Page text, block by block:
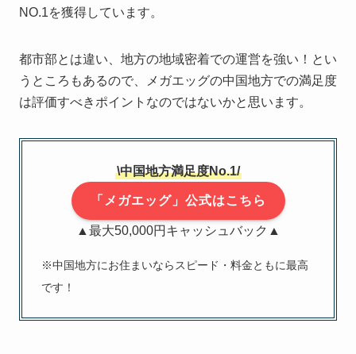
NO.1を獲得しています。
都市部とは違い、地方の地域密着での運営を強い！とい
うところもあるので、メガエッグの中国地方での満足度
は評価すべきポイントなのではないかと思います。
\中国地方満足度No.1/
「メガエッグ」公式はこちら
▲最大50,000円キャッシュバック▲
※中国地方にお住まいならスピード・料金ともに最高
です！